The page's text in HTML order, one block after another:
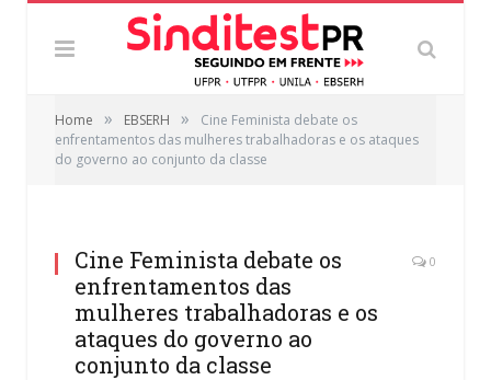
Home » EBSERH »
Cine Feminista debate os
enfrentamentos das mulheres trabalhadoras e os ataques
do governo ao conjunto da classe
Cine Feminista debate os
enfrentamentos das
mulheres trabalhadoras e os
ataques do governo ao
conjunto da classe
0